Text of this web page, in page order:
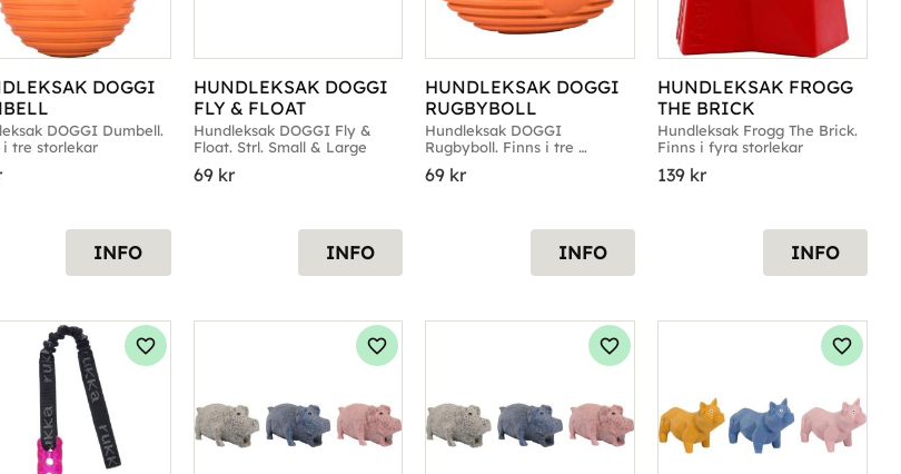
DOGGI
DOGGI Dumbell.
i tre storlekar
INFO
HUNDLEKSAK DOGGI
FLY & FLOAT
Hundleksak DOGGI Fly &
Float. Strl. Small & Large
69kr
INFO
HUNDLEKSAK DOGGI
RUGBYBOLL
Hundleksak DOGGI
Rugbyboll. Finns i tre
69 kr
INFO
HUNDLEKSAK FROGG
THE BRICK
Hundleksak Frogg The Brick.
Finns i fyra storlekar
139 kr
INFO
Lägg till i favoriter Lägg till i favoriter Lägg till i favoriter Lägg